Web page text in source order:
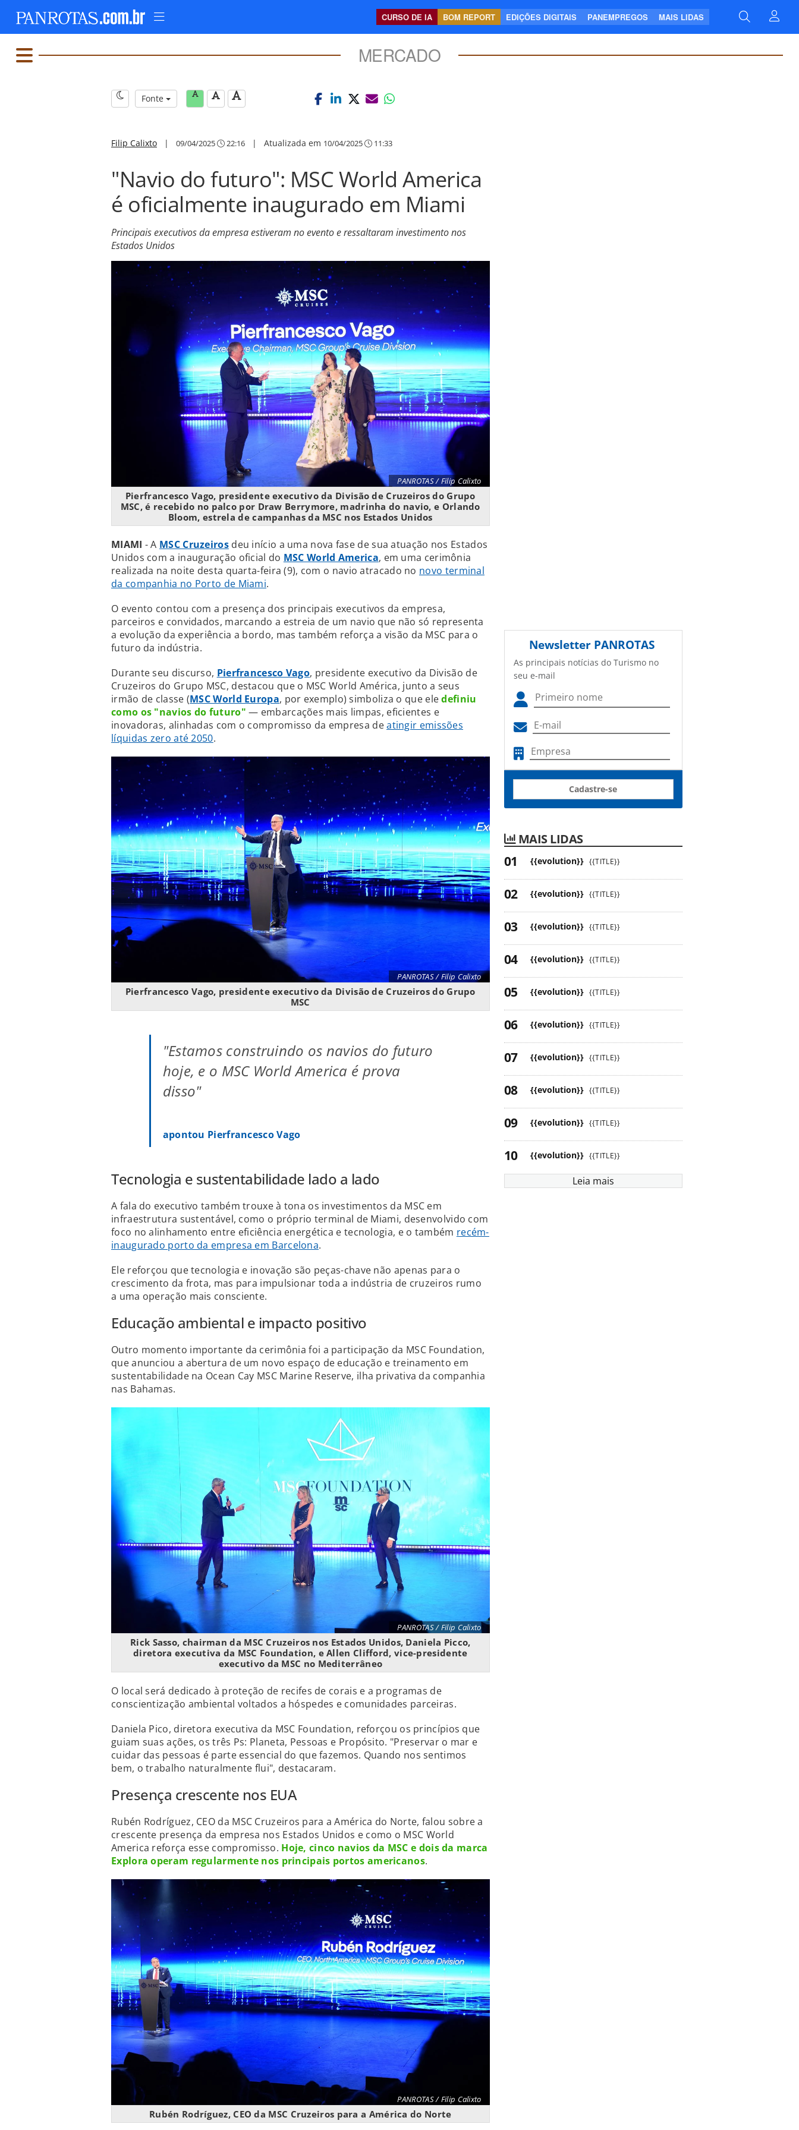
CURSO DE IA BOM REPORT EDIÇÕES DIGITAIS PANEMPREGOS MAIS LIDAS
MERCADO
Fonte
Filip Calixto | 09/04/2025 22:16 | Atualizada em 10/04/2025 11:33
"Navio do futuro": MSC World America
é oficialmente inaugurado em Miami
Principais executivos da empresa estiveram no evento e ressaltaram investimento nos
Estados Unidos
PANROTAS / Filip Calixto
Pierfrancesco Vago, presidente executivo da Divisão de Cruzeiros do Grupo
MSC, é recebido no palco por Draw Berrymore, madrinha do navio, e Orlando
Bloom, estrela de campanhas da MSC nos Estados Unidos
MIAMI - A MSC Cruzeirosdeu início a uma nova fase de sua atuação nos Estados
Unidos com a inauguração oficial do MSC World America, em uma cerimônia
realizada na noite desta quarta-feira (9), com o navio atracado no novo terminal
da companhia no Porto de Miami.
O evento contou com a presença dos principais executivos da empresa,
parceiros e convidados, marcando a estreia de um navio que não só representa
a evolução da experiência a bordo, mas também reforça a visão da MSC para o
futuro da indústria.
Durante seu discurso, Pierfrancesco Vago, presidente executivo da Divisão de
Cruzeiros do Grupo MSC, destacou que o MSC World América, junto a seus
irmão de classe (MSC World Europa, por exemplo) simboliza o que eledefiniu
como os "navios do futuro" — embarcações mais limpas, eficientes e
inovadoras, alinhadas com o compromisso da empresa deatingir emissões
líquidas zero até 2050.
PANROTAS / Filip Calixto
Pierfrancesco Vago, presidente executivo da Divisão de Cruzeiros do Grupo
MSC
"Estamos construindo os navios do futuro
hoje, e o MSC World America é prova
disso"
apontou Pierfrancesco Vago
Tecnologia e sustentabilidade lado a lado
A fala do executivo também trouxe à tona os investimentos da MSC em
infraestrutura sustentável, como o próprio terminal de Miami, desenvolvido com
foco no alinhamento entre eficiência energética e tecnologia, e o também recém-
inaugurado porto da empresa em Barcelona.
Ele reforçou que tecnologia e inovação são peças-chave não apenas para o
crescimento da frota, mas para impulsionar toda a indústria de cruzeiros rumo
a uma operação mais consciente.
Educação ambiental e impacto positivo
Outro momento importante da cerimônia foi a participação da MSC Foundation,
que anunciou a abertura de um novo espaço de educação e treinamento em
sustentabilidade na Ocean Cay MSC Marine Reserve, ilha privativa da companhia
nas Bahamas.
PANROTAS / Filip Calixto
Rick Sasso, chairman da MSC Cruzeiros nos Estados Unidos, Daniela Picco,
diretora executiva da MSC Foundation, e Allen Clifford, vice-presidente
executivo da MSC no Mediterrâneo
O local será dedicado à proteção de recifes de corais e a programas de
conscientização ambiental voltados a hóspedes e comunidades parceiras.
Daniela Pico, diretora executiva da MSC Foundation, reforçou os princípios que
guiam suas ações, os três Ps: Planeta, Pessoas e Propósito. "Preservar o mar e
cuidar das pessoas é parte essencial do que fazemos. Quando nos sentimos
bem, o trabalho naturalmente flui", destacaram.
Presença crescente nos EUA
Rubén Rodríguez, CEO da MSC Cruzeiros para a América do Norte, falou sobre a
crescente presença da empresa nos Estados Unidos e como o MSC World
America reforça esse compromisso. Hoje, cinco navios da MSC e dois da marca
Explora operam regularmente nos principais portos americanos.
PANROTAS / Filip Calixto
Rubén Rodríguez, CEO da MSC Cruzeiros para a América do Norte
Newsletter PANROTAS
As principais notícias do Turismo no
seu e-mail
Cadastre-se
MAIS LIDAS
{{evolution}} {{TITLE}}
{{evolution}} {{TITLE}}
{{evolution}} {{TITLE}}
{{evolution}} {{TITLE}}
{{evolution}} {{TITLE}}
{{evolution}} {{TITLE}}
{{evolution}} {{TITLE}}
{{evolution}} {{TITLE}}
{{evolution}} {{TITLE}}
{{evolution}} {{TITLE}}
Leia mais